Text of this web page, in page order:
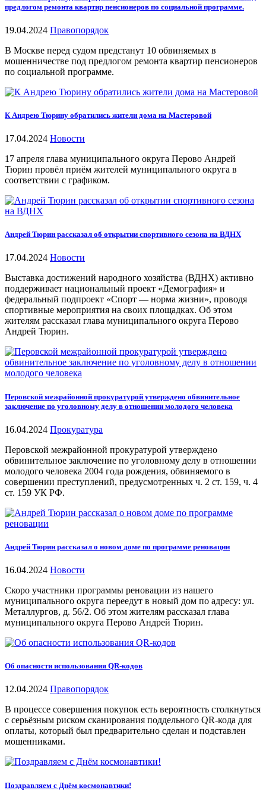
предлогом ремонта квартир пенсионеров по социальной программе.
19.04.2024 Правопорядок
В Москве перед судом предстанут 10 обвиняемых в
мошенничестве под предлогом ремонта квартир пенсионеров
по социальной программе.
К Андрею Тюрину обратились жители дома на Мастеровой
17.04.2024 Новости
17 апреля глава муниципального округа Перово Андрей
Тюрин провёл приём жителей муниципального округа в
соответствии с графиком.
Андрей Тюрин рассказал об открытии спортивного сезона на ВДНХ
17.04.2024 Новости
Выставка достижений народного хозяйства (ВДНХ) активно
поддерживает национальный проект «Демография» и
федеральный подпроект «Спорт — норма жизни», проводя
спортивные мероприятия на своих площадках. Об этом
жителям рассказал глава муниципального округа Перово
Андрей Тюрин.
Перовской межрайонной прокуратурой утверждено обвинительное
заключение по уголовному делу в отношении молодого человека
16.04.2024 Прокуратура
Перовской межрайонной прокуратурой утверждено
обвинительное заключение по уголовному делу в отношении
молодого человека 2004 года рождения, обвиняемого в
совершении преступлений, предусмотренных ч. 2 ст. 159, ч. 4
ст. 159 УК РФ.
Андрей Тюрин рассказал о новом доме по программе реновации
16.04.2024 Новости
Скоро участники программы реновации из нашего
муниципального округа переедут в новый дом по адресу: ул.
Металлургов, д. 56/2. Об этом жителям рассказал глава
муниципального округа Перово Андрей Тюрин.
Об опасности использования QR-кодов
12.04.2024 Правопорядок
В процессе совершения покупок есть вероятность столкнуться
с серьёзным риском сканирования поддельного QR-кода для
оплаты, который был предварительно сделан и подставлен
мошенниками.
Поздравляем с Днём космонавтики!